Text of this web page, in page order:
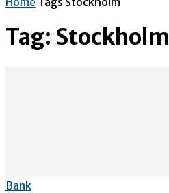
Tag: Stockholm
Bank